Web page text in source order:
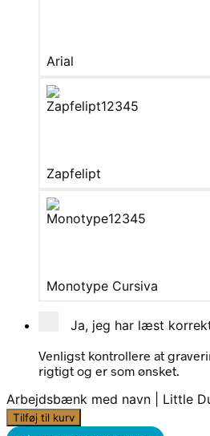
Arial
Zapfelipt
Monotype Cursiva
Ja, jeg har læst
Venligst kontrollere at
rigtigt og er som ønsket.
Arbejdsbænk med navn | Little
Tilføj til kurv